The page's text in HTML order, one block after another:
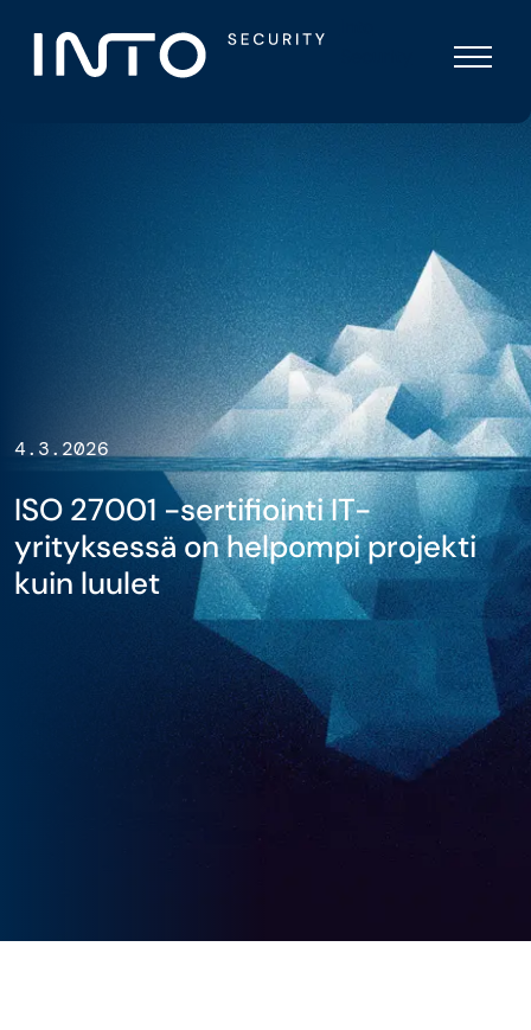
content
4.3.2026
ISO 27001 -sertifiointi IT-
yrityksessä on helpompi projekti
kuin luulet